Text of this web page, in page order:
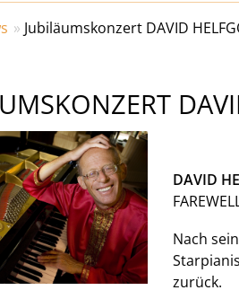
Jubiläumskonzert DAVID
DAVID
Nach
zurück.